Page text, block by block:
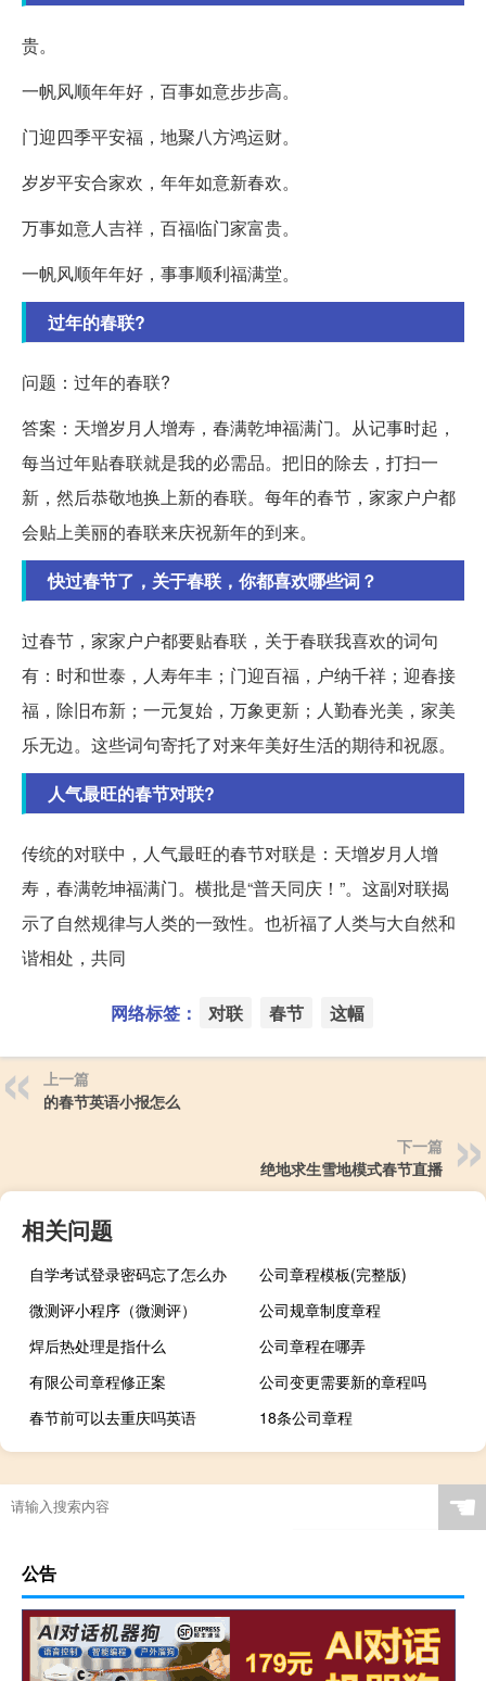
贵。
一帆风顺年年好，百事如意步步高。
门迎四季平安福，地聚八方鸿运财。
岁岁平安合家欢，年年如意新春欢。
万事如意人吉祥，百福临门家富贵。
一帆风顺年年好，事事顺利福满堂。
过年的春联?
问题：过年的春联?
答案：天增岁月人增寿，春满乾坤福满门。从记事时起，
每当过年贴春联就是我的必需品。把旧的除去，打扫一
新，然后恭敬地换上新的春联。每年的春节，家家户户都
会贴上美丽的春联来庆祝新年的到来。
快过春节了，关于春联，你都喜欢哪些词？
过春节，家家户户都要贴春联，关于春联我喜欢的词句
有：时和世泰，人寿年丰；门迎百福，户纳千祥；迎春接
福，除旧布新；一元复始，万象更新；人勤春光美，家美
乐无边。这些词句寄托了对来年美好生活的期待和祝愿。
人气最旺的春节对联?
传统的对联中，人气最旺的春节对联是：天增岁月人增
寿，春满乾坤福满门。横批是“普天同庆！”。这副对联揭
示了自然规律与人类的一致性。也祈福了人类与大自然和
谐相处，共同
网络标签： 对联 春节 这幅
上一篇
的春节英语小报怎么
下一篇
绝地求生雪地模式春节直播
相关问题
自学考试登录密码忘了怎么办
公司章程模板(完整版)
微测评小程序（微测评）
公司规章制度章程
焊后热处理是指什么
公司章程在哪弄
有限公司章程修正案
公司变更需要新的章程吗
春节前可以去重庆吗英语
18条公司章程
☚
公告